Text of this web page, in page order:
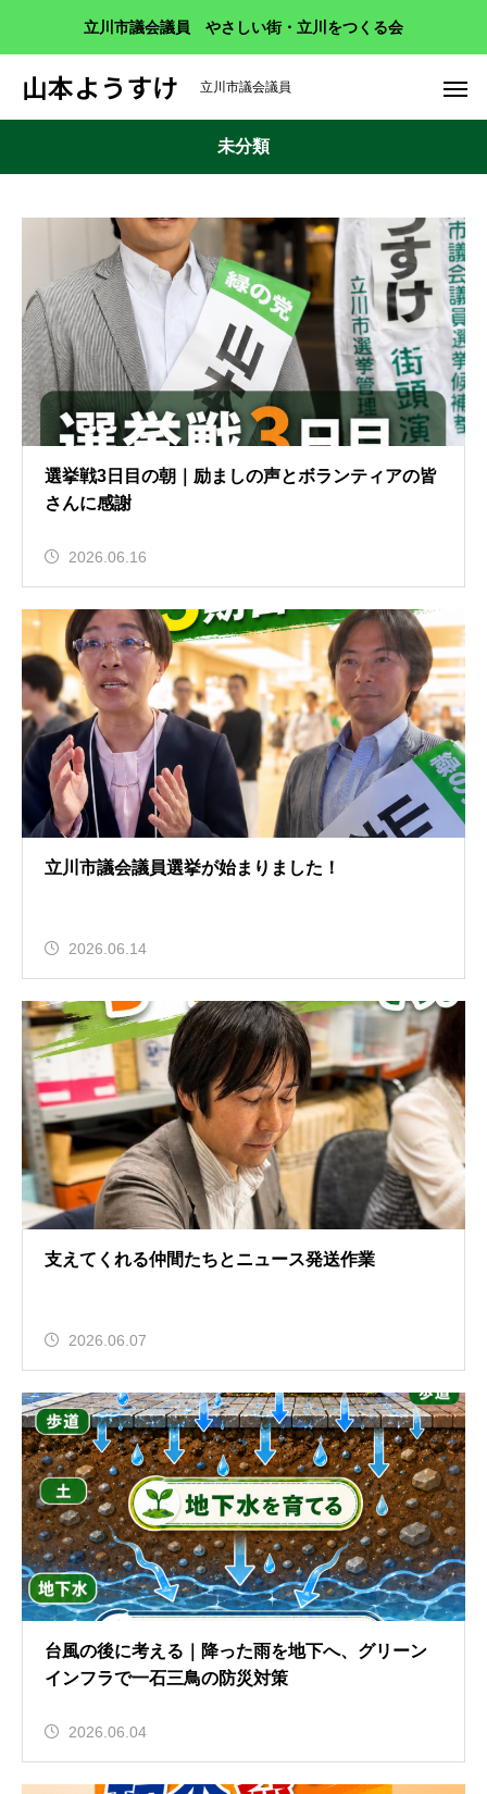
立川市議会議員 やさしい街・立川をつくる会
山本ようすけ 立川市議会議員
未分類
選挙戦3日目の朝｜励ましの声とボランティアの皆
さんに感謝
2026.06.16
立川市議会議員選挙が始まりました！
2026.06.14
支えてくれる仲間たちとニュース発送作業
2026.06.07
台風の後に考える｜降った雨を地下へ、グリーン
インフラで一石三鳥の防災対策
2026.06.04